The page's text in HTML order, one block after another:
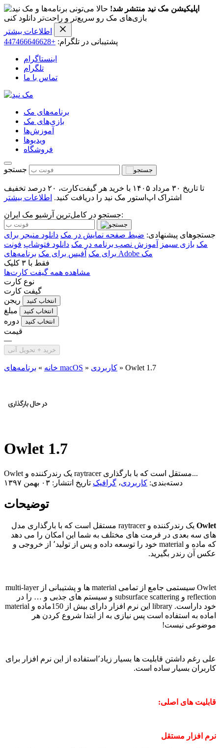
اپلیکیشن مک نید منتشر شد! حالا می‌تونی برنامه‌ها و
بازی‌های مک رو سریع‌تر و راحت‌تر دانلود کنی
اطلاعات بیشتر
پشتیبانی در تلگرام: +447466646628
اینستاگرام
تلگرام
تماس با ما
برنامه‌های مک
بازی‌های مک
آموزش‌ها
ویدیو‌ها
فروشگاه
جستجو
تا تاریخ ۳۰ مرداد ۱۴۰۵ با خرید هر گیفت‌کارت، ۲۰ درصد تخفیف
اشتراک اپ‌استور مک نید را دریافت کنید. اطلاعات بیشتر
جستجو در کامل‌ترین آرشیو مک ایران:
جستجوهای پیشنهادی: ضبط صفحه نمایش در مک دانلود منیجر برای
مک بازی سیمز آموزش نصب برنامه در مک دانلود فتوشاپ فونت
برای مک آفیس برای مک
برنامه‌های Adobe مک
فقط با ۳ کلیک
مشاهده همه گیفت کارت‌ها
نوع کارت
گیفت کارت
ریجن
انتخاب کنید
مبلغ انتخاب کنید
دوره انتخاب کنید
قیمت
—
خرید + تحویل آنی
خانه » برنامه‌های macOS » کاربردی » Owlet 1.7
Owlet 1.7
Owlet یک رندرکننده و raytracer مستقل است که با بارگذاری...
دسته‌بندی: کاربردی، گرافیک تاریخ انتشار: ۰۳ بهمن ۱۳۹۷
توضیحات
Owlet
یک رندرکننده و raytracer مستقل است که با بارگذاری مدل
های سه بعدی در فرمت های مختلف به شما این امکان را می دهد
که ماده و material خود را توسعه داده و پس از تولید٬ از خروجی و
عکس آن رندر بگیرید.
Owlet سیستمی جامع از تمامی material ها و پشتیبانی از multi-layer
reflection و subsurface scattering و سیستم های جذبی و … را در
خود داراست. library این نرم افزار دارای بیش از 150ماده و material
اماده به استفاده است پس نیازی به از ابتدا شروع کردن هر
موضوعی نیست!
علی رغم داشتن قابلیت ها بسیار زیاد٬استفاده از این نرم افزار برای
کاربران بسیار ساده است.
قابلیت های اصلی:
نرم افزار مستقل